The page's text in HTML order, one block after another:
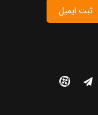
ثبت ایمیل